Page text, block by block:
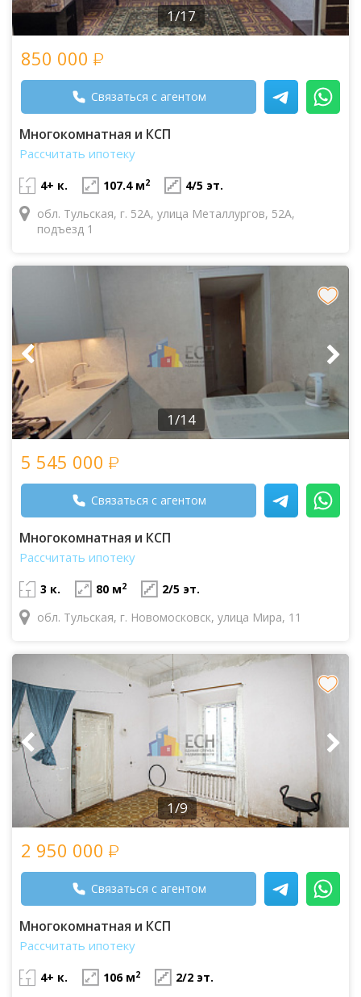
1/17
850 000
Связаться с агентом
Многокомнатная и КСП
Рассчитать ипотеку
4+ к. 107.4 м2
4/5 эт.
обл. Тульская, г. 52А, улица Металлургов, 52А,
подъезд 1
1/14
5 545 000
Связаться с агентом
Многокомнатная и КСП
Рассчитать ипотеку
3 к. 80 м2
2/5 эт.
обл. Тульская, г. Новомосковск, улица Мира, 11
1/9
2 950 000
Связаться с агентом
Многокомнатная и КСП
Рассчитать ипотеку
4+ к. 106 м2
2/2 эт.